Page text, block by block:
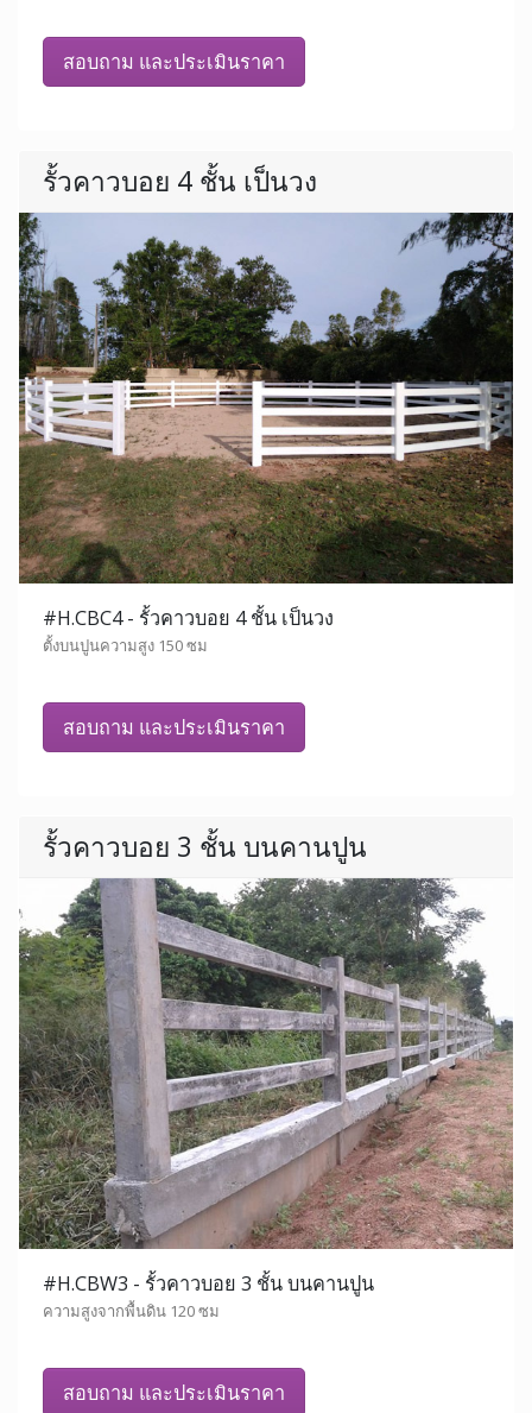
สอบถาม และประเมินราคา
รั้วคาวบอย 4 ชั้น เป็นวง
#H.CBC4 - รั้วคาวบอย 4 ชั้น เป็นวง
ตั้งบนปูนความสูง 150 ซม
สอบถาม และประเมินราคา
รั้วคาวบอย 3 ชั้น บนคานปูน
#H.CBW3 - รั้วคาวบอย 3 ชั้น บนคานปูน
ความสูงจากพื้นดิน 120 ซม
สอบถาม และประเมินราคา